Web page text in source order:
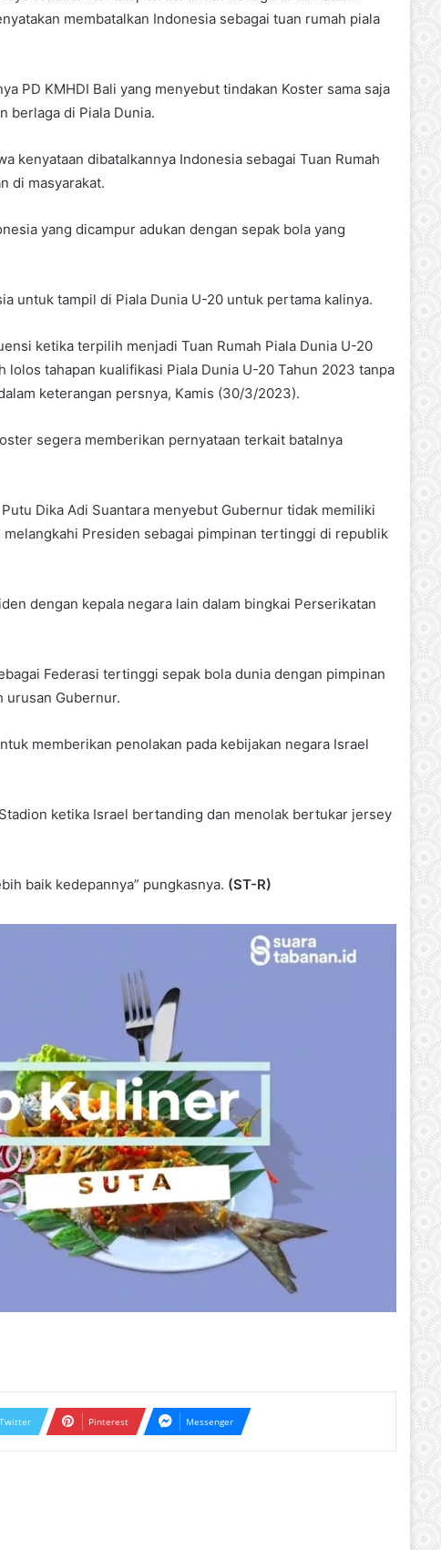
membatalkan Indonesia sebagai tuan rumah piala
PD KMHDI Bali yang menyebut tindakan Koster sama saja
berlaga di Piala Dunia.
kenyataan dibatalkannya Indonesia sebagai Tuan Rumah
di masyarakat.
yang dicampur adukan dengan sepak bola yang
untuk tampil di Piala Dunia U-20 untuk pertama kalinya.
ketika terpilih menjadi Tuan Rumah Piala Dunia U-20
tahapan kualifikasi Piala Dunia U-20 Tahun 2023 tanpa
keterangan persnya, Kamis (30/3/2023).
segera memberikan pernyataan terkait batalnya
Dika Adi Suantara menyebut Gubernur tidak memiliki
Presiden sebagai pimpinan tertinggi di republik
dengan kepala negara lain dalam bingkai Perserikatan
Federasi tertinggi sepak bola dunia dengan pimpinan
urusan Gubernur.
memberikan penolakan pada kebijakan negara Israel
ketika Israel bertanding dan menolak bertukar jersey
baik kedepannya” pungkasnya. (ST-R)
Twitter Pinterest Messenger